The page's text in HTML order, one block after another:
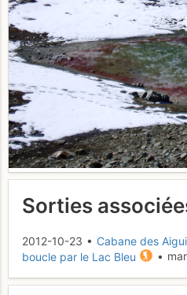
Sorties
2012-10-23 • Cabane des
boucle par le Lac Bleu
•